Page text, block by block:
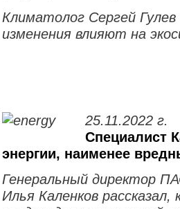
Климатолог Сергей
изменения влияют на
25.11.2022 г.
Специалист
энергии, наименее
Генеральный директор
Илья Каленков рассказал,